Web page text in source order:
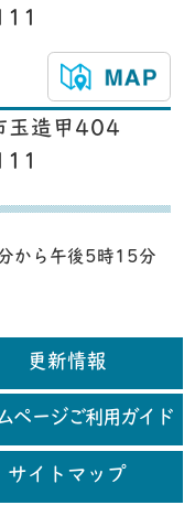
玉造甲404
から午後5時15分
更新情報
ページご利用ガイド
サイトマップ